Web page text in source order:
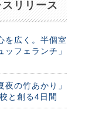
リリース
を広く。半個室
フェランチ」
の竹あかり」
と創る4日間